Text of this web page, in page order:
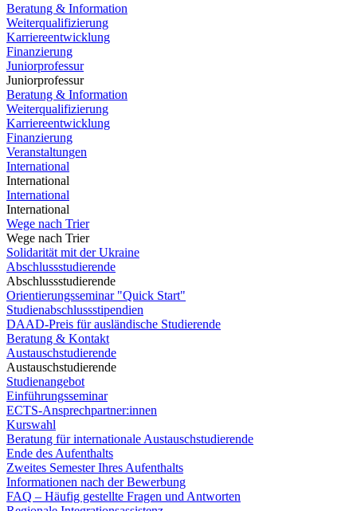
Beratung & Information
Weiterqualifizierung
Karriereentwicklung
Finanzierung
Juniorprofessur
Juniorprofessur
Beratung & Information
Weiterqualifizierung
Karriereentwicklung
Finanzierung
Veranstaltungen
International
International
International
International
Wege nach Trier
Wege nach Trier
Solidarität mit der Ukraine
Abschlussstudierende
Abschlussstudierende
Orientierungsseminar "Quick Start"
Studienabschlussstipendien
DAAD-Preis für ausländische Studierende
Beratung & Kontakt
Austauschstudierende
Austauschstudierende
Studienangebot
Einführungsseminar
ECTS-Ansprechpartner:innen
Kurswahl
Beratung für internationale Austauschstudierende
Ende des Aufenthalts
Zweites Semester Ihres Aufenthalts
Informationen nach der Bewerbung
FAQ – Häufig gestellte Fragen und Antworten